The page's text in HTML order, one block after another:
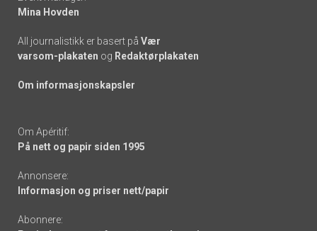
Mina Hovden
All journalistikk er basert på Vær
varsom-plakaten og Redaktørplakaten
Om informasjonskapsler
Om Apéritif:
På nett og papir siden 1995
Annonsere:
Informasjon og priser nett/papir
Abonnere: